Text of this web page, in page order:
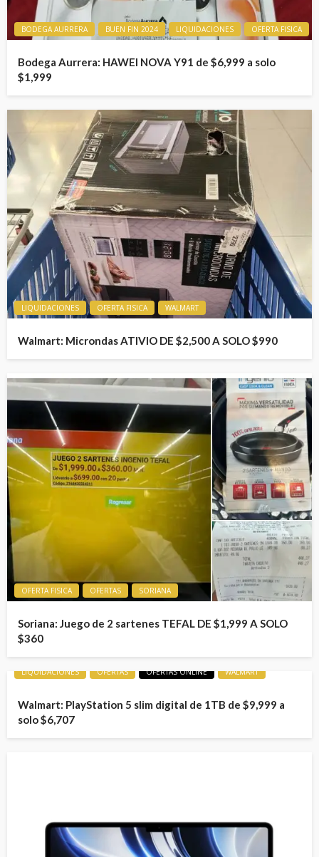
BODEGA AURRERA BUEN FIN 2024 LIQUIDACIONES OFERTA FISICA
Bodega Aurrera: HAWEI NOVA Y91 de $6,999 a solo
$1,999
LIQUIDACIONES OFERTA FISICA WALMART
Walmart: Microndas ATIVIO DE $2,500 A SOLO $990
OFERTA FISICA OFERTAS SORIANA
Soriana: Juego de 2 sartenes TEFAL DE $1,999 A SOLO
$360
LIQUIDACIONES OFERTAS OFERTAS ONLINE WALMART
Walmart: PlayStation 5 slim digital de 1TB de $9,999 a
solo $6,707